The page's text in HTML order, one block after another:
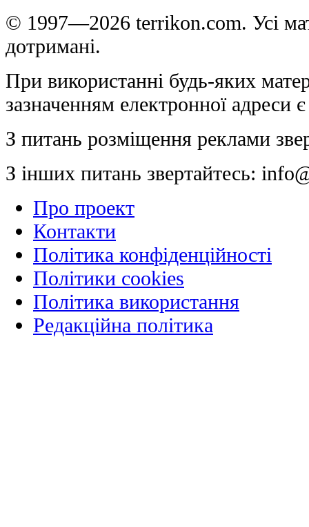
© 1997—2026 terrikon.com. Усі
дотримані.
При використанні будь-яких
зазначенням електронної адреси
З питань розміщення реклами
З інших питань звертайтесь:
Про проект
Контакти
Політика конфіденційності
Політики cookies
Політика використання
Редакційна політика